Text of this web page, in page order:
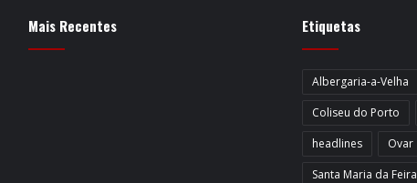
Mais Recentes Etiquetas
Albergaria-a-Velha
Coliseu do Porto
headlines
Ovar
Santa Maria da Feira